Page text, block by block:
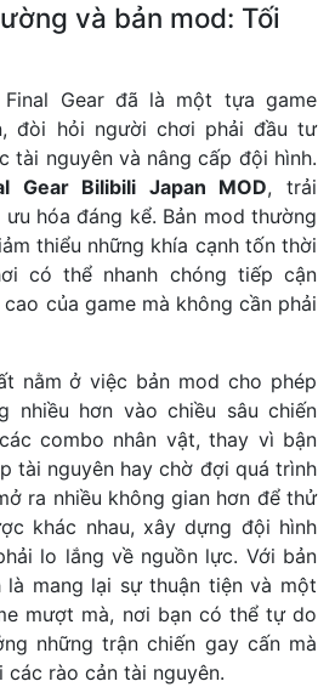
và bản mod: Tối
Gear đã là một tựa game
đòi hỏi người chơi phải đầu tư
tài nguyên và nâng cấp đội hình.
Gear Bilibili Japan MOD, trải
hóa đáng kể. Bản mod thường
thiểu những khía cạnh tốn thời
có thể nhanh chóng tiếp cận
của game mà không cần phải
nằm ở việc bản mod cho phép
nhiều hơn vào chiều sâu chiến
combo nhân vật, thay vì bận
tài nguyên hay chờ đợi quá trình
ra nhiều không gian hơn để thử
khác nhau, xây dựng đội hình
lo lắng về nguồn lực. Với bản
là mang lại sự thuận tiện và một
mượt mà, nơi bạn có thể tự do
những trận chiến gay cấn mà
rào cản tài nguyên.